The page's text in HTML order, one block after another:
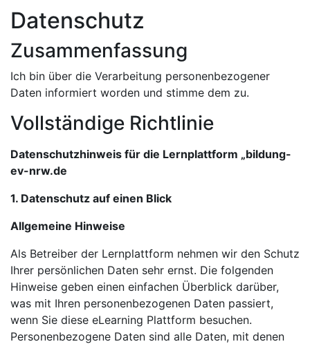
Datenschutz
Zusammenfassung
Ich bin über die Verarbeitung personenbezogener
Daten informiert worden und stimme dem zu.
Vollständige Richtlinie
Datenschutzhinweis für die Lernplattform „bildung-
ev-nrw.de
1. Datenschutz auf einen Blick
Allgemeine Hinweise
Als Betreiber der Lernplattform nehmen wir den Schutz
Ihrer persönlichen Daten sehr ernst. Die folgenden
Hinweise geben einen einfachen Überblick darüber,
was mit Ihren personenbezogenen Daten passiert,
wenn Sie diese eLearning Plattform besuchen.
Personenbezogene Daten sind alle Daten, mit denen